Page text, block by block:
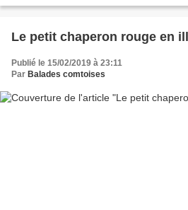
Le petit chaperon rouge en
Publié le 15/02/2019 à 23:11
Par Balades comtoises